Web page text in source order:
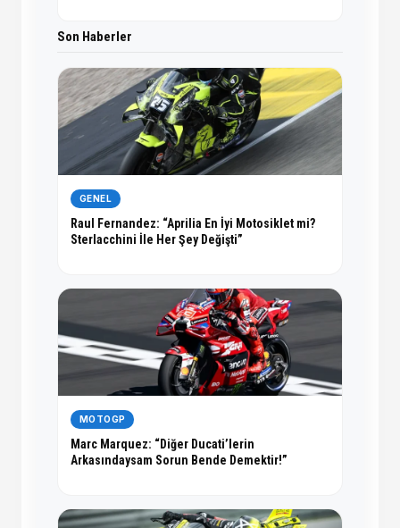
Son Haberler
GENEL
Raul Fernandez: “Aprilia En İyi Motosiklet mi?
Sterlacchini İle Her Şey Değişti”
MOTOGP
Marc Marquez: “Diğer Ducati’lerin
Arkasındaysam Sorun Bende Demektir!”